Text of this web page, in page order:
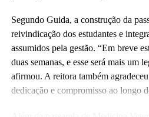
Leia Mais: UFAC
Segundo Guida, a construção da
reivindicação dos estudantes e
assumidos pela gestão. “Em breve
duas semanas, e esse será mais um
afirmou. A reitora também
dedicação e compromisso ao longo